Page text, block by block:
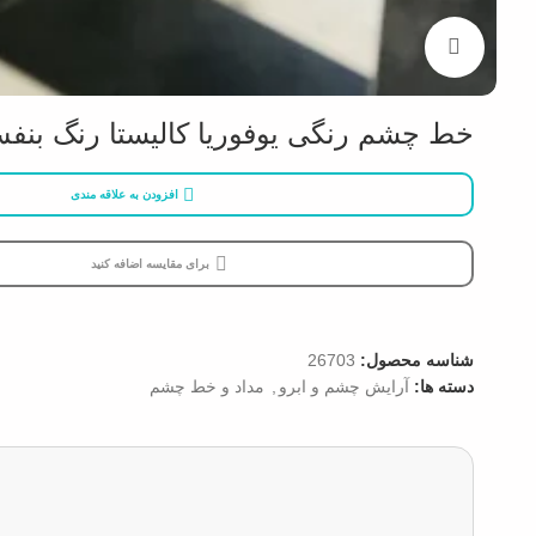
بزرگنمایی تصویر
خط چشم رنگی یوفوریا کالیستا رنگ
افزودن به علاقه مندی
برای مقایسه اضافه کنید
شناسه محصول: 26703
دسته ها: آرایش چشم و ابرو مداد و خط چشم